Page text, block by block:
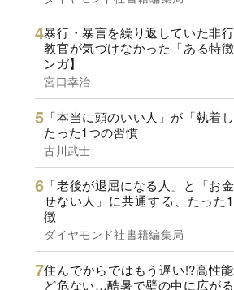
暴行・暴言を繰り返していた非
教官が気づけなかった「ある特
ンガ】
宮口幸治
「本当に頭のいい人」が「執着し
たった1つの習慣
古川武士
「老後が退屈になる人」と「お
せない人」に共通する、たった
徴
ダイヤモンド社書籍編集局
住んでからではもう遅い!?高性
ど危ない…酷暑で壁の中に広がる